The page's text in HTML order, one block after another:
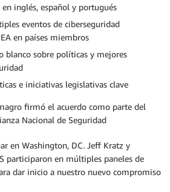
inglés, español y portugués
eventos de ciberseguridad
en países miembros
blanco sobre políticas y mejores
e iniciativas legislativas clave
firmó el acuerdo como parte del
Nacional de Seguridad
en Washington, DC. Jeff Kratz y
participaron en múltiples paneles de
dar inicio a nuestro nuevo compromiso